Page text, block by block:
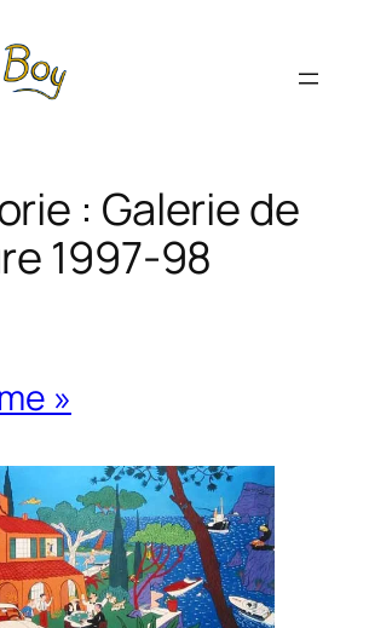
: Galerie de
1997-98
»